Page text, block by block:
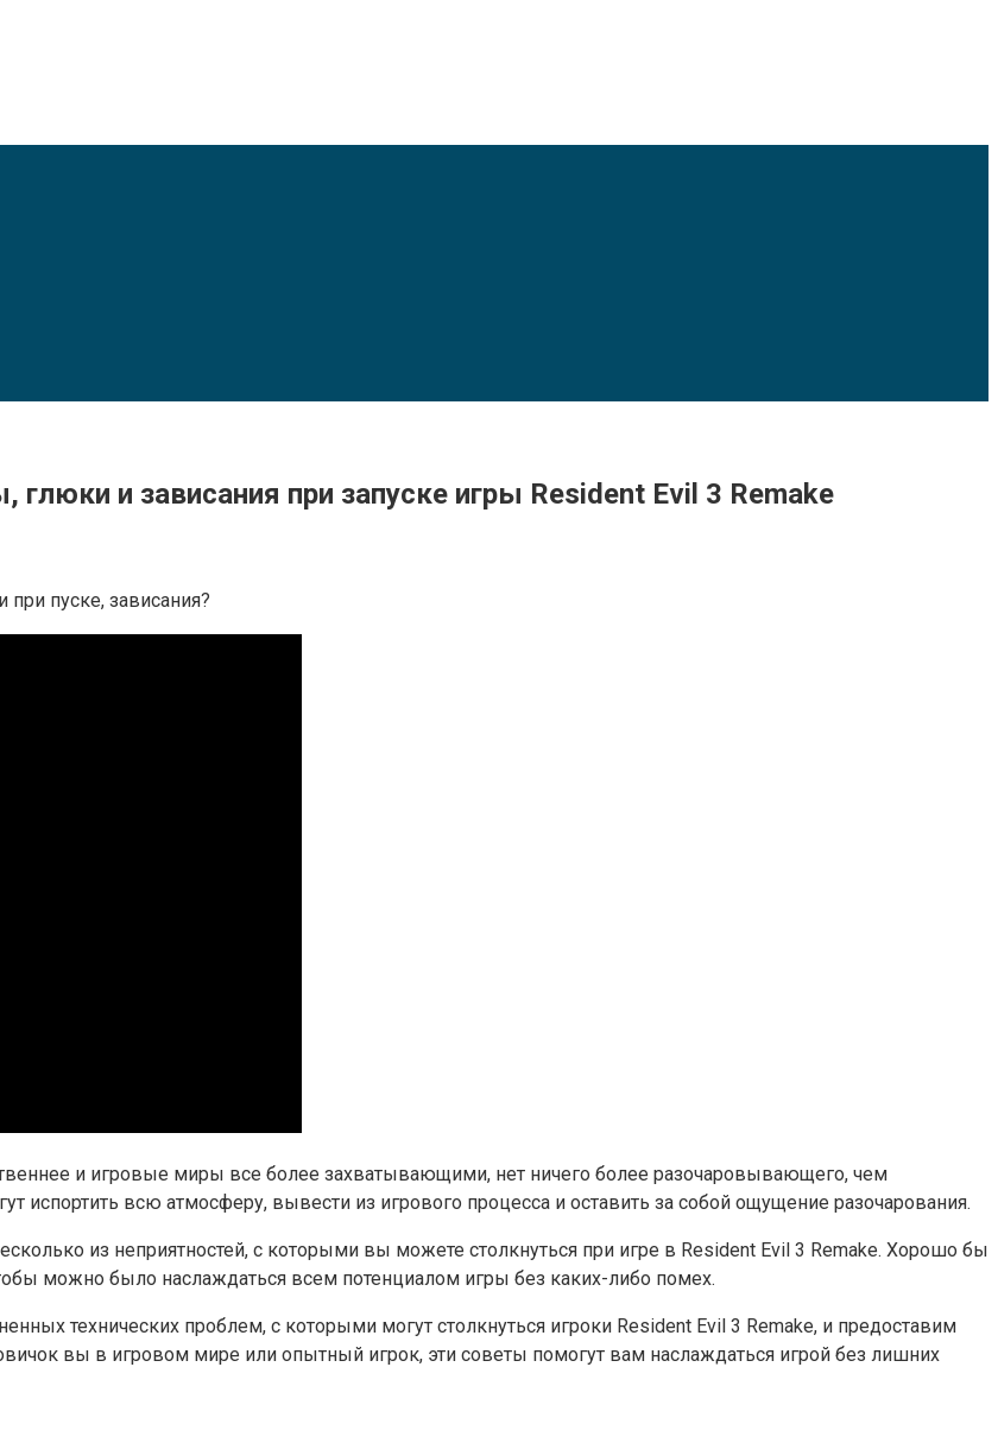
и зависания при запуске игры Resident Evil 3 Remake
и игровые миры все более захватывающими, нет ничего более разочаровывающего, чем
испортить всю атмосферу, вывести из игрового процесса и оставить за собой ощущение разочарования.
из неприятностей, с которыми вы можете столкнуться при игре в Resident Evil 3 Remake. Хорошо бы
можно было наслаждаться всем потенциалом игры без каких-либо помех.
технических проблем, с которыми могут столкнуться игроки Resident Evil 3 Remake, и предоставим
вы в игровом мире или опытный игрок, эти советы помогут вам наслаждаться игрой без лишних